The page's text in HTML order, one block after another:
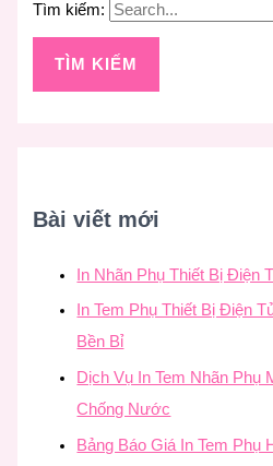
Tìm kiếm:
Bài viết mới
In Nhãn Phụ Thiết Bị Điện
In Tem Phụ Thiết Bị Điện
Bền Bỉ
Dịch Vụ In Tem Nhãn Phụ
Chống Nước
Bảng Báo Giá In Tem Phụ